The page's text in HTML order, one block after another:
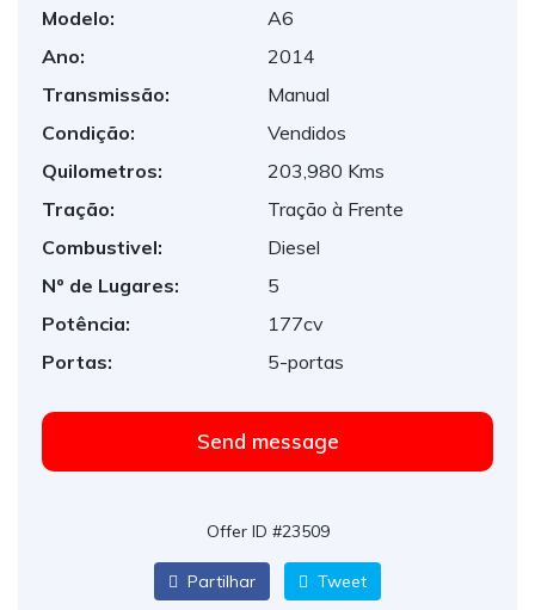
Modelo:
A6
Ano:
2014
Transmissão:
Manual
Condição:
Vendidos
Quilometros:
203,980 Kms
Tração:
Tração à Frente
Combustivel:
Diesel
Nº de Lugares:
5
Potência:
177cv
Portas:
5-portas
Send message
Offer ID #23509
Partilhar Tweet